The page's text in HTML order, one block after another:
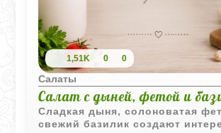
1,51K 0 0
Салаты
Салат с дыней, фетой и
Сладкая дыня, солоноватая
свежий базилик создают